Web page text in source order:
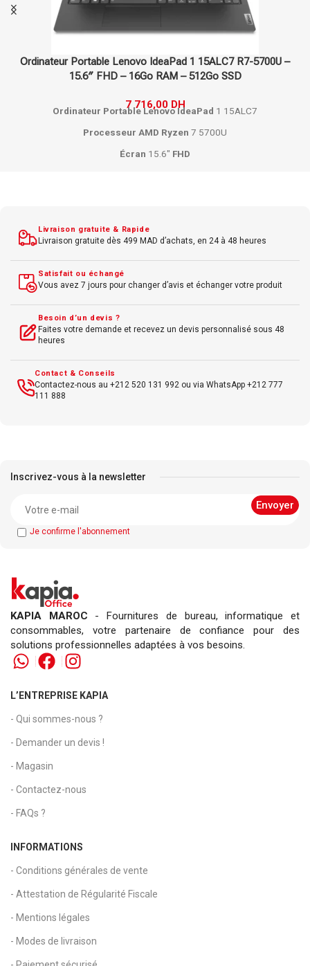
Ordinateur Portable Lenovo IdeaPad 1 15ALC7 R7-5700U –
15.6″ FHD – 16Go RAM – 512Go SSD
7 716,00 DH
Ordinateur PortableLenovo IdeaPad 1 15ALC7
Processeur AMD Ryzen 7 5700U
Écran 15.6" FHD
Usage quotidien polyvalent
Livraison gratuite & Rapide
Livraison gratuite dès 499 MAD d’achats, en 24 à 48 heures
Satisfait ou échangé
Vous avez 7 jours pour changer d’avis et échanger votre produit
Besoin d’un devis ?
Faites votre demande et recevez un devis personnalisé sous 48
heures
Contact & Conseils
Contactez-nous au +212 520 131 992 ou via WhatsApp +212 777
111 888
Inscrivez-vous à la newsletter
Je confirme l'abonnement
KAPIA MAROC - Fournitures de bureau, informatique et
consommables, votre partenaire de confiance pour des
solutions professionnelles adaptées à vos besoins.
L’ENTREPRISE KAPIA
- Qui sommes-nous ?
- Demander un devis !
- Magasin
- Contactez-nous
- FAQs ?
INFORMATIONS
- Conditions générales de vente
- Attestation de Régularité Fiscale
- Mentions légales
- Modes de livraison